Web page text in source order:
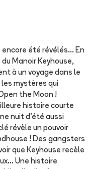
été révélés... En
Manoir Keyhouse,
à un voyage dans le
mystères qui
the Moon !
histoire courte
nuit d'été aussi
révèle un pouvoir
! Des gangsters
que Keyhouse recèle
Une histoire